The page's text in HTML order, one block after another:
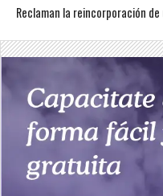
Reclaman la reincorporación